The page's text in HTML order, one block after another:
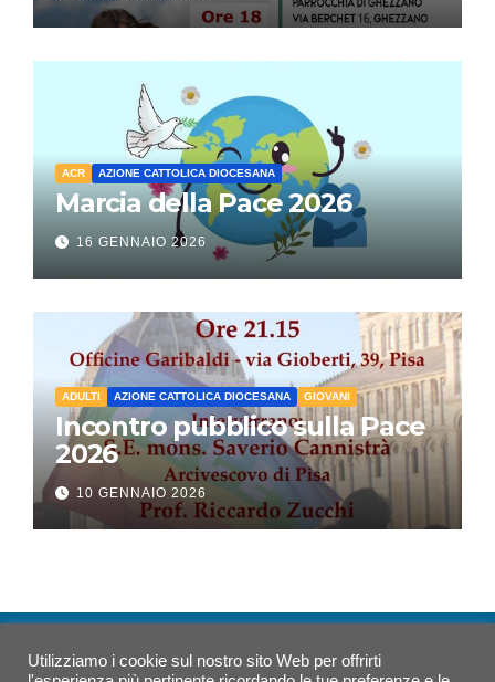
ACR AZIONE CATTOLICA DIOCESANA
Marcia della Pace 2026
16 GENNAIO 2026
ADULTI AZIONE CATTOLICA DIOCESANA GIOVANI
Incontro pubblico sulla Pace
2026
10 GENNAIO 2026
Utilizziamo i cookie sul nostro sito Web per offrirti